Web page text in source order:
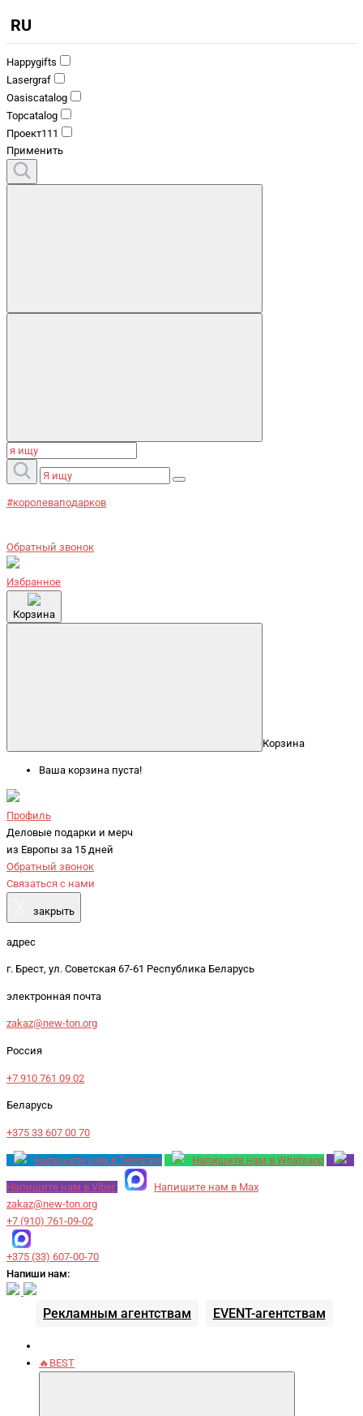
RU
Happygifts
Lasergraf
Oasiscatalog
Topcatalog
Проект111
Применить
#королеваподарков
Обратный звонок
Избранное
Корзина
Корзина
Ваша корзина пуста!
Профиль
Деловые подарки и мерч
из Европы за 15 дней
Обратный звонок
Связаться с нами
закрыть
адрес
г. Брест, ул. Советская 67-61 Республика Беларусь
электронная почта
zakaz@new-ton.org
Россия
+7 910 761 09 02
Беларусь
+375 33 607 00 70
Напишите нам в Telegram Напишите нам в Whatsapp
Напишите нам в Viber
Напишите нам в Max
zakaz@new-ton.org
+7 (910) 761-09-02
+375 (33) 607-00-70
Напиши нам:
Рекламным агентствам EVENT-агентствам
🔥BEST